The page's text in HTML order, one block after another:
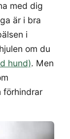
med dig
är i bra
i
om du
hund). Men
förhindrar